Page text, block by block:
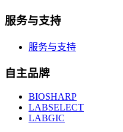
服务与支持
服务与支持
自主品牌
BIOSHARP
LABSELECT
LABGIC